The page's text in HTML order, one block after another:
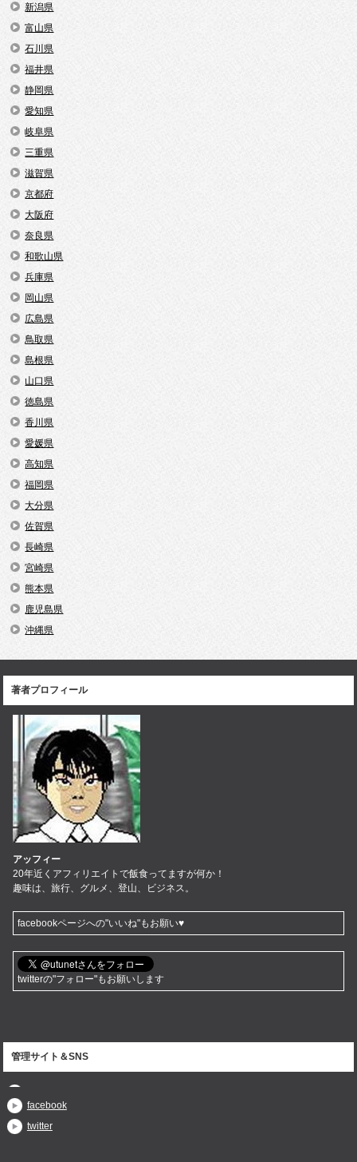
新潟県
富山県
石川県
福井県
静岡県
愛知県
岐阜県
三重県
滋賀県
京都府
大阪府
奈良県
和歌山県
兵庫県
岡山県
広島県
鳥取県
島根県
山口県
徳島県
香川県
愛媛県
高知県
福岡県
大分県
佐賀県
長崎県
宮崎県
熊本県
鹿児島県
沖縄県
著者プロフィール
アッフィー
20年近くアフィリエイトで飯食ってますが何か！
趣味は、旅行、グルメ、登山、ビジネス。
facebookページへの"いいね"もお願い♥
twitterの"フォロー"もお願いします
管理サイト＆SNS
facebook
twitter